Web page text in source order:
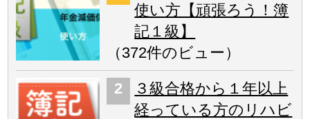
使い方【頑張ろう！簿
記１級】
（372件のビュー ）
３級合格から１年以上
経っている方のリハビ